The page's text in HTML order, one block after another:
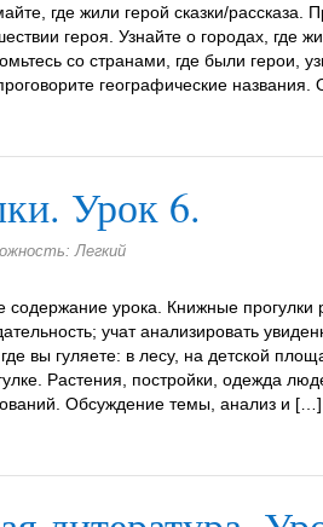
где жили герой сказки/рассказа.
героя. Узнайте о городах, где
со странами, где были герои,
географические
Урок 6.
Легкий
содержание урока. Книжные
учат анализировать
вы гуляете: в лесу, на детской
Растения, постройки, одежда
Обсуждение темы, анализ и […]